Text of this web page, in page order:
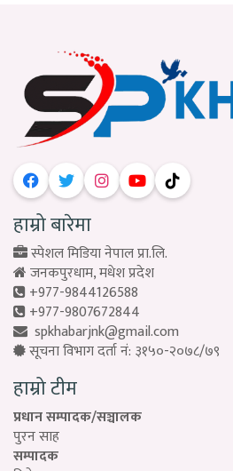
हाम्रो बारेमा
स्पेशल मिडिया नेपाल प्रा.लि.
जनकपुरधाम, मधेश प्रदेश
+977-9844126588
+977-9807672844
spkhabarjnk@gmail.com
सूचना विभाग दर्ता नं: ३१५०-२०७८/७९
हाम्रो टीम
प्रधान सम्पादक/सञ्चालक
पुरन साह
सम्पादक